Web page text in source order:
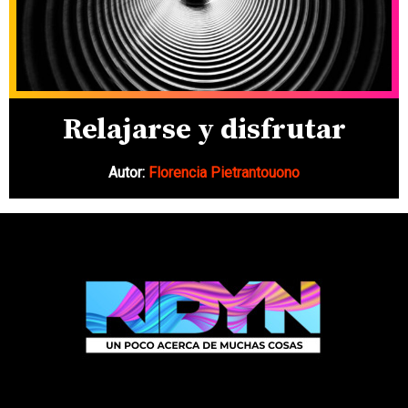
Relajarse y disfrutar
Autor: Florencia Pietrantouono